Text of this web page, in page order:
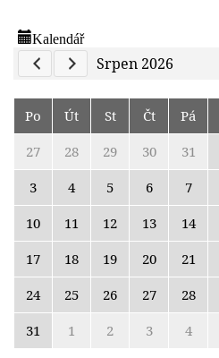
Kalendář
Previous Calendar
Next Calendar
Srpen 2026
Po Út St Čt Pá
27
28 29 30 31
3
4 5 6 7
10
11 12 13 14
17
18 19 20 21
24
25 26 27 28
31
1 2 3 4